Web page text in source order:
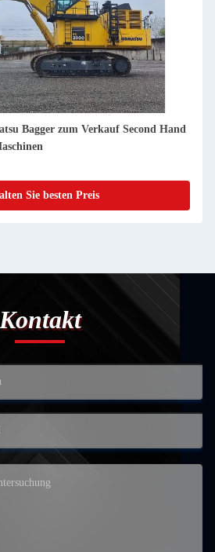
Bagger zum Verkauf Second Hand
Sie besten Preis
Kontakt